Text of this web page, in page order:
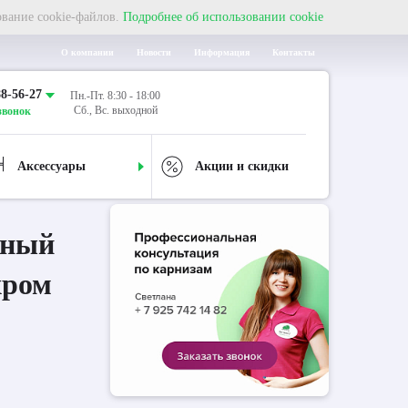
cookie-файлов. Подробнее об использовании cookie
О компании Новости Информация Контакты
56-27
Пн.-Пт. 8:30 - 18:00
Сб., Вс. выходной
Аксессуары Акции и скидки